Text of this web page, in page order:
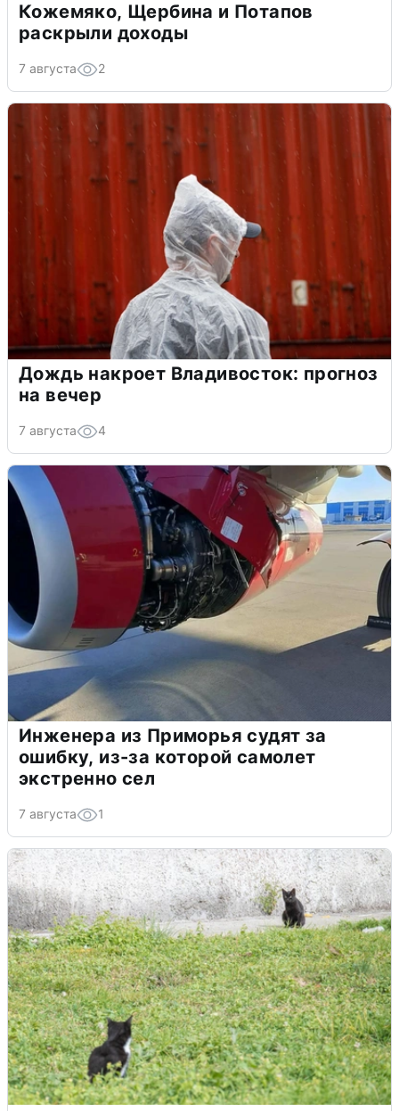
Кожемяко, Щербина и Потапов
раскрыли доходы
7 августа 2
Дождь накроет Владивосток: прогноз
на вечер
7 августа 4
Инженера из Приморья судят за
ошибку, из-за которой самолет
экстренно сел
7 августа 1